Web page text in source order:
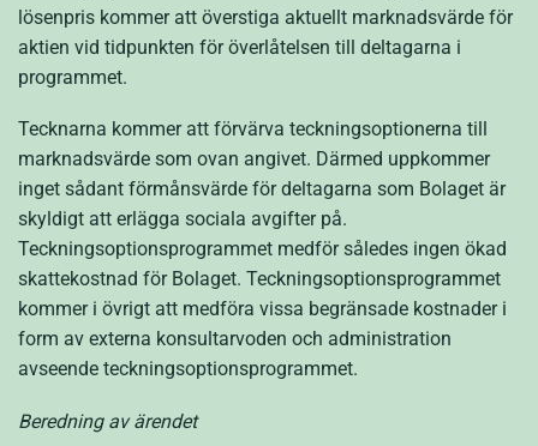
lösenpris kommer att överstiga aktuellt marknadsvärde för
aktien vid tidpunkten för överlåtelsen till deltagarna i
programmet.
Tecknarna kommer att förvärva teckningsoptionerna till
marknadsvärde som ovan angivet. Därmed uppkommer
inget sådant förmånsvärde för deltagarna som Bolaget är
skyldigt att erlägga sociala avgifter på.
Teckningsoptionsprogrammet medför således ingen ökad
skattekostnad för Bolaget. Teckningsoptionsprogrammet
kommer i övrigt att medföra vissa begränsade kostnader i
form av externa konsultarvoden och administration
avseende teckningsoptionsprogrammet.
Beredning av ärendet